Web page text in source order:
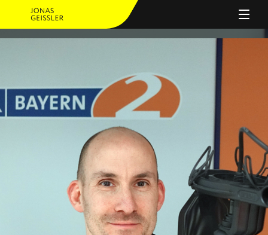
PERSON
ANGEBOT
JOURNAL
REFERENZEN